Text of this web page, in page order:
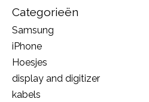
Categorieën
Samsung
iPhone
Hoesjes
display and digitizer
kabels